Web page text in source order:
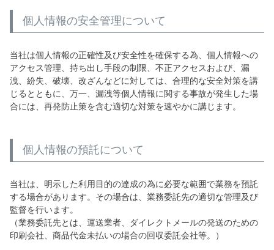
個人情報の安全管理について
当社は個人情報の正確性及び安全性を確保する為、個人情報への
アクセス管理、持ち出し手段の制限、不正アクセスおよび、漏
洩、紛失、破壊、改ざんなどに対しては、合理的な安全対策を講
じるとともに、万一、漏洩等個人情報に関する事故が発生した場
合には、再発防止策を含む適切な対策を速やかに講じます。
個人情報の預託について
当社は、明示した利用目的の達成の為に必要な範囲で業務を預託
する場合があります。その場合は、業務委託先の適切な管理及び
監督を行います。
（業務委託先とは、運送業者、ダイレクトメールの発送のための
印刷会社、商品代金未払いの場合の回収委託会社等。）